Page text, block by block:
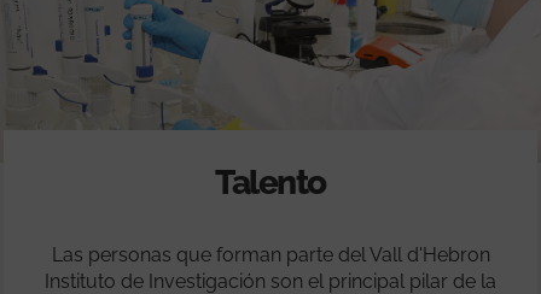
Talento
Las personas que forman parte del Vall d'Hebron
Instituto de Investigación son el principal pilar de la